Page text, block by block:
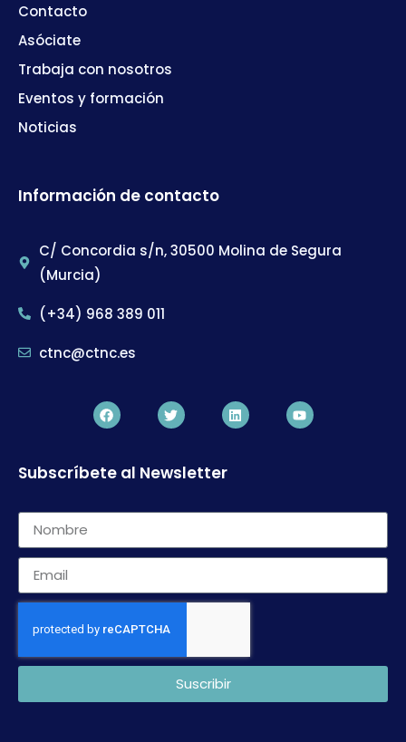
Contacto
Asóciate
Trabaja con nosotros
Eventos y formación
Noticias
Información de contacto
C/ Concordia s/n, 30500 Molina de Segura
(Murcia)
(+34) 968 389 011
ctnc@ctnc.es
Subscríbete al Newsletter
Suscribir